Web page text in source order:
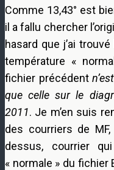
Comme 13,43° est
il a fallu chercher
hasard que j’ai
température «
fichier précédent
que celle sur le
2011. Je m’en suis
des courriers de MF,
dessus, courrier
« normale » du